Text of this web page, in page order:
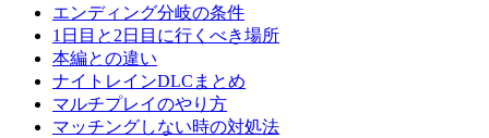
エンディング分岐の条件
1日目と2日目に行くべき場所
本編との違い
ナイトレインDLCまとめ
マルチプレイのやり方
マッチングしない時の対処法